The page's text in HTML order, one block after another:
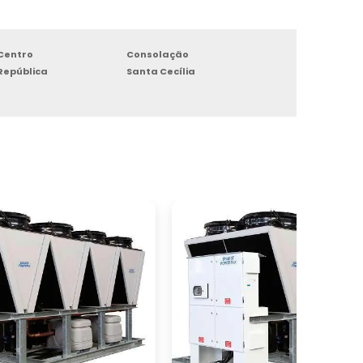
Consolação
Santa Cecília